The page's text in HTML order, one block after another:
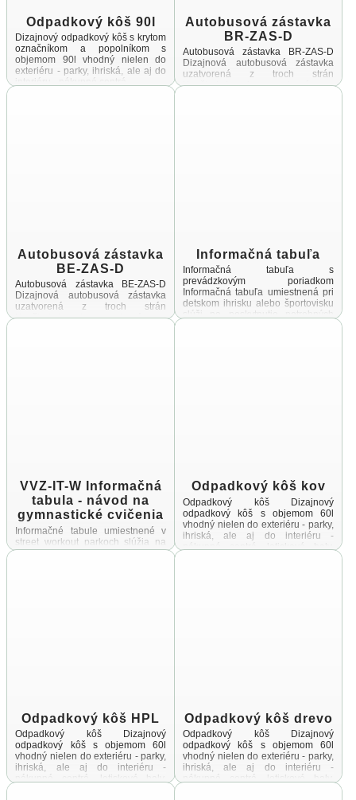
Odpadkový kôš 90l
Dizajnový odpadkový kôš s krytom
označníkom a popolníkom s
objemom 90l vhodný nielen do
exteriéru - parky, ihriská, ale aj do
Autobusová zástavka
BR-ZAS-D
Autobusová zástavka BR-ZAS-D
Dizajnová autobusová zástavka
uzatvorená z troch strán
Konštrukcia je vyrobená zo
Autobusová zástavka
BE-ZAS-D
Autobusová zástavka BE-ZAS-D
Dizajnová autobusová zástavka
uzatvorená z troch strán
Konštrukcia je vyrobená zo
Informačná tabuľa
Informačná tabuľa s
prevádzkovým poriadkom
Informačná tabuľa umiestnená pri
detskom ihrisku alebo športovisku
slúži na poskytnutie potrebných
VVZ-IT-W Informačná
tabula - návod na
gymnastické cvičenia
Informačné tabule umiestnené v
street workout parkoch slúžia na
poskytovanie potrebných
Odpadkový kôš kov
Odpadkový kôš Dizajnový
odpadkový kôš s objemom 60l
vhodný nielen do exteriéru - parky,
ihriská, ale aj do interiéru -
Odpadkový kôš HPL
Odpadkový kôš Dizajnový
odpadkový kôš s objemom 60l
vhodný nielen do exteriéru - parky,
ihriská, ale aj do interiéru -
nákupné centrá, letiskové haly,
Odpadkový kôš drevo
Odpadkový kôš Dizajnový
odpadkový kôš s objemom 60l
vhodný nielen do exteriéru - parky,
ihriská, ale aj do interiéru -
nákupné centrá, letiskové haly,